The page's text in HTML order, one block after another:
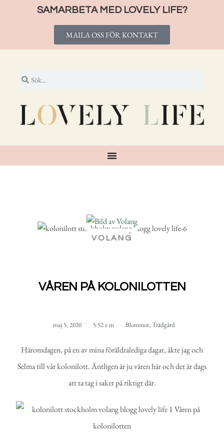
SAMARBETA MED LOVELY LIFE?
MAILA OSS FÖR KONTAKT
VOLANG
VÅREN PÅ KOLONILOTTEN
maj 5, 2020 5:52 e m Blommor,Trädgård
Häromdagen, på en av mina föräldralediga dagar, åkte jag och
Selma till vår kolonilott. Äntligen är ju våren här och det är dags
att ta tag i saker på riktigt där.